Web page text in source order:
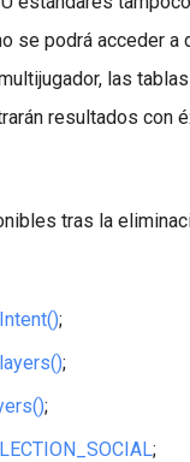
se podrá acceder a
las
resultados con
tras la
;
;
;
;